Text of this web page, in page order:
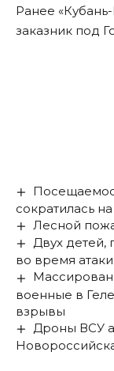
Ранее
заказник под
сократилась на
Лесной
Двух детей,
во время
военные в
взрывы
Дроны ВСУ